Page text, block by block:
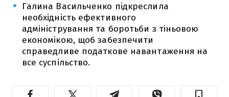
Галина Васильченко підкреслила
необхідність ефективного
адміністрування та боротьби з тіньовою
економікою, щоб забезпечити
справедливе податкове навантаження на
все суспільство.